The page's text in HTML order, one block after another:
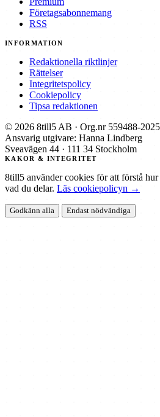
Företagsabonnemang
RSS
INFORMATION
Redaktionella riktlinjer
Rättelser
Integritetspolicy
Cookiepolicy
Tipsa redaktionen
© 2026 8till5 AB · Org.nr 559488-2025
Ansvarig utgivare: Hanna Lindberg
Sveavägen 44 · 111 34 Stockholm
KAKOR & INTEGRITET
8till5 använder cookies för att förstå
vad du delar. Läs cookiepolicyn →
Godkänn alla Endast nödvändiga